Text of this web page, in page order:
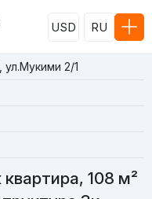
USD RU
ул.Мукими 2/1
108 м²